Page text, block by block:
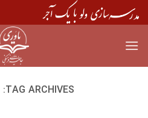
Skip
to
TAG ARCHIVES: